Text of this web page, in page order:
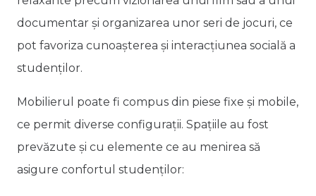
documentar și organizarea unor seri de jocuri, ce
pot favoriza cunoașterea și interacțiunea socială a
studenților.
Mobilierul poate fi compus din piese fixe și mobile,
ce permit diverse configurații. Spațiile au fost
prevăzute și cu elemente ce au menirea să
asigure confortul studenților: